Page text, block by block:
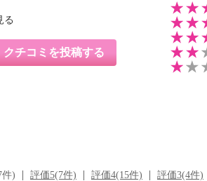
る
クチコミを投稿する
件) 評価5(7件) 評価4(15件) 評価3(4件)